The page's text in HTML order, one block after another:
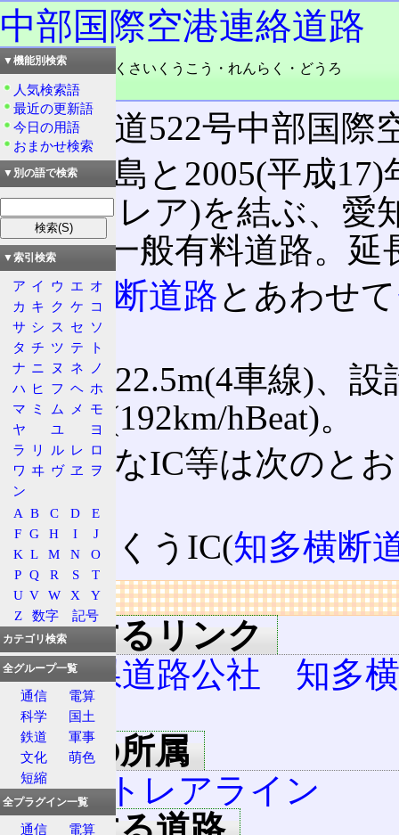
中部国際空港連絡道路
読み：ちゅうぶこくさいくうこう・れんらく・どうろ
品詞：固有名詞
愛知県道522号中部国際
知多半島と2005(平成
(セントレア)を結ぶ、愛
専用の一般有料道路。延
知多横断道路とあわせて
る。
幅員は22.5m(4車線)、設
80km/h(192km/hBeat)。
具体的なIC等は次のと
い。
[-]りんくうIC(知多横断
リンク
関連するリンク
愛知県道路公社 知多
路
道路の所属
セントレアライン
▼機能別検索
人気検索語
最近の更新語
今日の用語
おまかせ検索
▼別の語で検索
▼索引検索
ア イ ウ エ オ
カ キ ク ケ コ
サ シ ス セ ソ
タ チ ツ テ
ト
ナ ニ ヌ ネ
ノ
ハ ヒ フ ヘ ホ
マ ミ ム メ
モ
ヤ
ユ
ヨ
ラ
リ ル レ ロ
ワ ヰ ヴ ヱ
ヲ
ン
A B C D
E
F G H I
J
K L M N
O
P Q R S
T
U V W X
Y
Z
数字 記号
カテゴリ検索
全グループ一覧
通信
電算
科学
国土
鉄道
軍事
文化
萌色
短縮
全プラグイン一覧
通信
電算